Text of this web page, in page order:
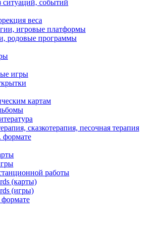
ситуаций, событий
веса
игровые платформы
родовые программы
игры
картам
сказкотерапия, песочная терапия
формате
работы
(карты)
(игры)